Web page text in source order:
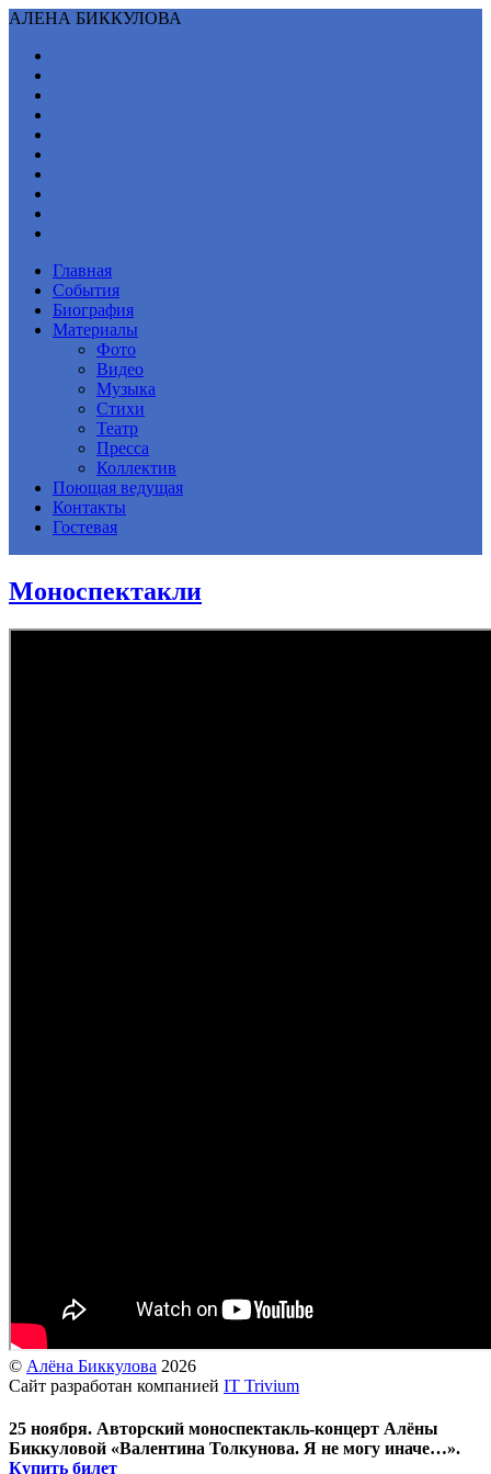
АЛЕНА БИККУЛОВА
Главная
События
Биография
Материалы
Фото
Видео
Музыка
Стихи
Театр
Пресса
Коллектив
Поющая ведущая
Контакты
Гостевая
Моноспектакли
© Алёна Биккулова 2026
Сайт разработан компанией IT Trivium
25 ноября. Авторский моноспектакль-концерт Алёны
Биккуловой «Валентина Толкунова. Я не могу иначе…».
Купить билет